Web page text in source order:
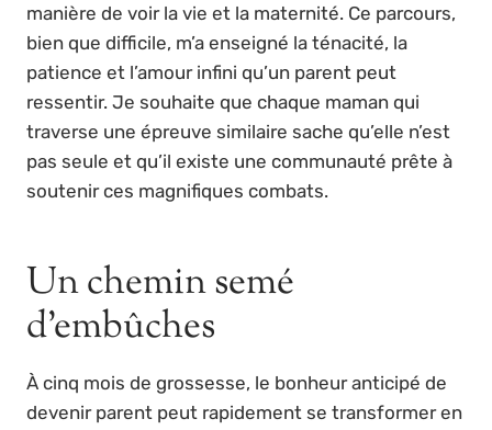
manière de voir la vie et la maternité. Ce parcours,
bien que difficile, m’a enseigné la ténacité, la
patience et l’amour infini qu’un parent peut
ressentir. Je souhaite que chaque maman qui
traverse une épreuve similaire sache qu’elle n’est
pas seule et qu’il existe une communauté prête à
soutenir ces magnifiques combats.
Un chemin semé
d’embûches
À cinq mois de grossesse, le bonheur anticipé de
devenir parent peut rapidement se transformer en